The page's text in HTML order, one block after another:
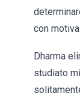
con
Dharma
studiato